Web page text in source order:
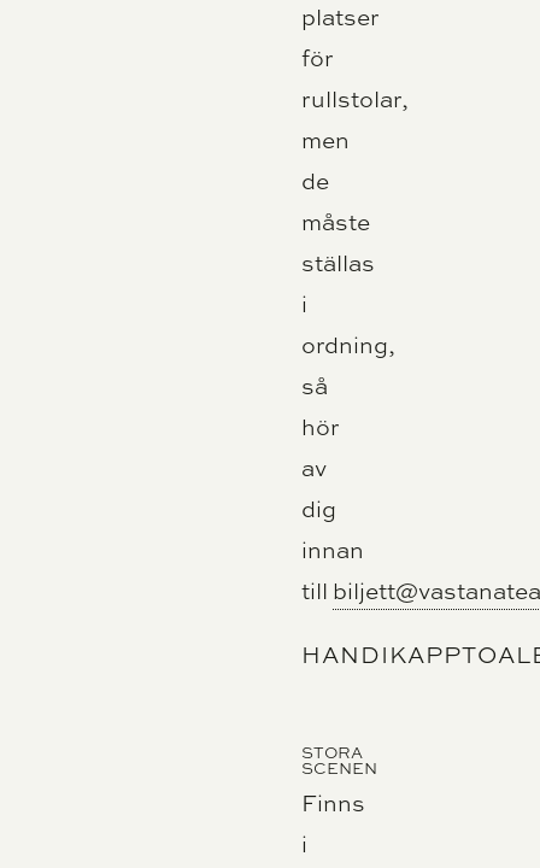
platser
för
rullstolar,
men
de
måste
ställas
i
ordning,
så
hör
av
dig
innan
till
STORA
SCENEN
Finns
i